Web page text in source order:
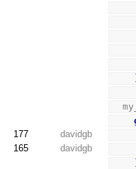
177
davidgb
165
davidgb